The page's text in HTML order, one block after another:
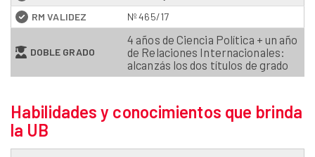
RM VALIDEZ
Nº 465/17
DOBLE GRADO
4 años de Ciencia Política + un año
de Relaciones Internacionales:
alcanzás los dos títulos de grado
Habilidades y conocimientos que brinda
la UB